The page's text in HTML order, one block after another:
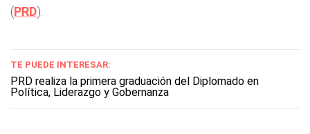
(PRD).
TE PUEDE INTERESAR:
PRD realiza la primera graduación del Diplomado en
Política, Liderazgo y Gobernanza